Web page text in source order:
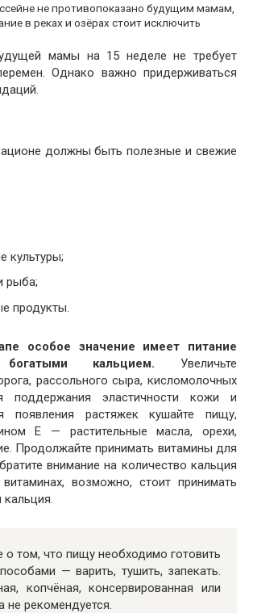
не противопоказано будущим мамам,
в реках и озёрах стоит исключить
мамы на 15 неделе не требует
Однако важно придерживаться
должны быть полезные и свежие
культуры;
рыба;
продукты.
особое значение имеет питание
богатыми кальцием. Увеличьте
рассольного сыра, кисломолочных
поддержания эластичности кожи и
появления растяжек кушайте пищу,
Е — растительные масла, орехи,
Продолжайте принимать витамины для
внимание на количество кальция
возможно, стоит принимать
о том, что пищу необходимо готовить
— варить, тушить, запекать.
копчёная, консервированная или
не рекомендуется.